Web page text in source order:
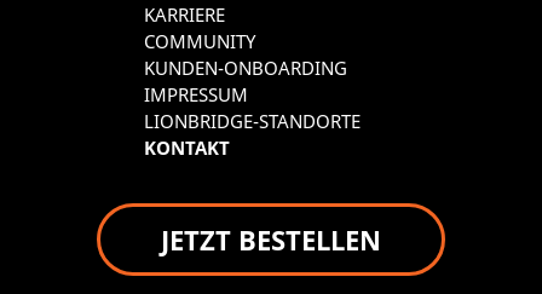
KARRIERE
COMMUNITY
KUNDEN-ONBOARDING
IMPRESSUM
LIONBRIDGE-STANDORTE
KONTAKT
JETZT BESTELLEN